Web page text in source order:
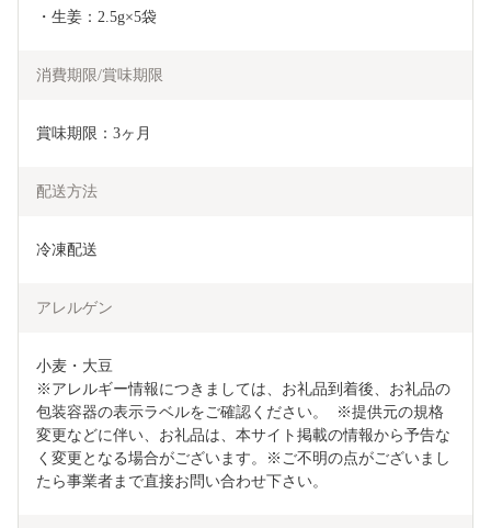
・生姜：2.5g×5袋
消費期限/賞味期限
賞味期限：3ヶ月
配送方法
冷凍配送
アレルゲン
小麦・大豆
※アレルギー情報につきましては、お礼品到着後、お礼品の
包装容器の表示ラベルをご確認ください。  ※提供元の規格
変更などに伴い、お礼品は、本サイト掲載の情報から予告な
く変更となる場合がございます。※ご不明の点がございまし
たら事業者まで直接お問い合わせ下さい。